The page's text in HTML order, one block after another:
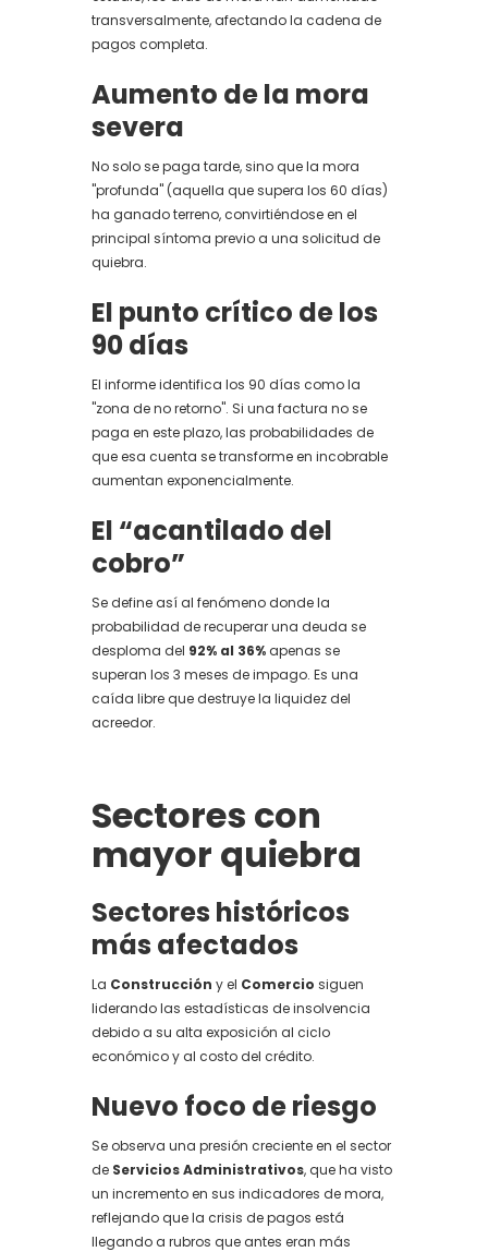
transversalmente, afectando la cadena de
pagos completa.
Aumento de la mora
severa
No solo se paga tarde, sino que la mora
"profunda" (aquella que supera los 60 días)
ha ganado terreno, convirtiéndose en el
principal síntoma previo a una solicitud de
quiebra.
El punto crítico de los
90 días
El informe identifica los 90 días como la
"zona de no retorno". Si una factura no se
paga en este plazo, las probabilidades de
que esa cuenta se transforme en incobrable
aumentan exponencialmente.
El “acantilado del
cobro”
Se define así al fenómeno donde la
probabilidad de recuperar una deuda se
desploma del 92% al 36%apenas se
superan los 3 meses de impago. Es una
caída libre que destruye la liquidez del
acreedor.
Sectores con
mayor quiebra
Sectores históricos
más afectados
La Construcción y el Comercio siguen
liderando las estadísticas de insolvencia
debido a su alta exposición al ciclo
económico y al costo del crédito.
Nuevo foco de riesgo
Se observa una presión creciente en el sector
de Servicios Administrativos, que ha visto
un incremento en sus indicadores de mora,
reflejando que la crisis de pagos está
llegando a rubros que antes eran más